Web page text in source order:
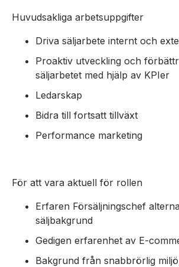
Huvudsakliga arbetsuppgifter
Driva säljarbete internt och
Proaktiv utveckling och
säljarbetet med hjälp av KPIer
Ledarskap
Bidra till fortsatt tillväxt
Performance marketing
För att vara aktuell för rollen
Erfaren Försäljningschef
säljbakgrund
Gedigen erfarenhet av E-
Bakgrund från snabbrörlig